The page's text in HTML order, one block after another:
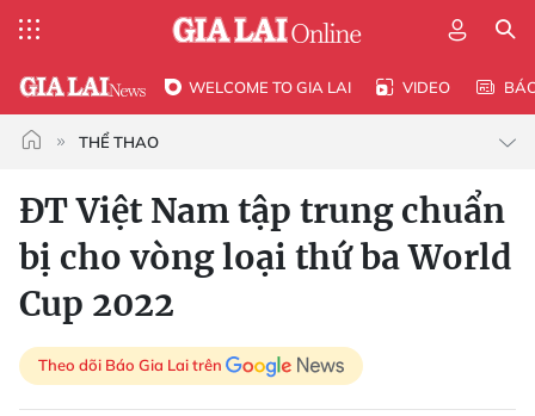
WELCOME TO GIA LAI VIDEO
THỂ THAO
ĐT Việt Nam tập trung chuẩn
bị cho vòng loại thứ ba World
Cup 2022
Theo dõi Báo Gia Lai trên